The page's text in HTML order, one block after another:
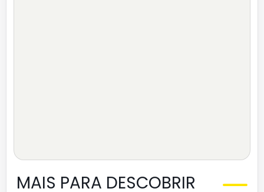
MAIS PARA DESCOBRIR